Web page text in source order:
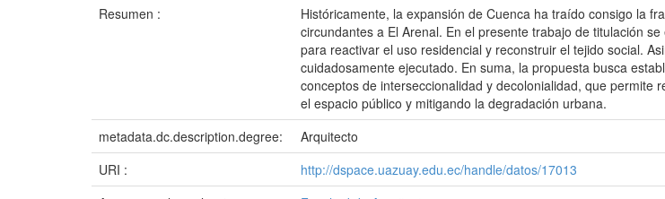
Resumen :
Históricamente, la expansión de Cuenca ha traído consigo la
circundantes a El Arenal. En el presente trabajo de titulación
para reactivar el uso residencial y reconstruir el tejido social.
cuidadosamente ejecutado. En suma, la propuesta busca
conceptos de interseccionalidad y decolonialidad, que permite
el espacio público y mitigando la degradación urbana.
metadata.dc.description.degree:
Arquitecto
URI :
http://dspace.uazuay.edu.ec/handle/datos/17013